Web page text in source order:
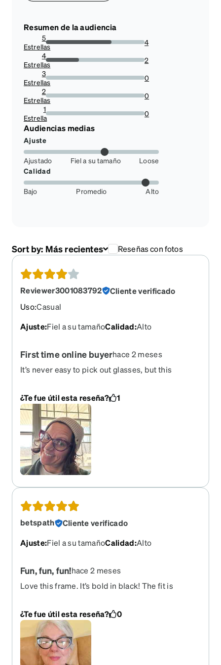
Resumen de la audiencia
5
Estrellas66.66666666666666%
4
4
Estrellas33.33333333333333%
2
3
Estrellas
0%
0
2
Estrellas
0%
0
1
Estrella0%
0
Audiencias medias
Ajuste
Ajustado Fiel a su tamaño
Loose
Calidad
Bajo Promedio Alto
Sort by: Más recientes Reseñas con fotos
Reviewer3001083792
Cliente verificado
Uso:Casual
Ajuste:Fiel a su tamañoCalidad:Alto
First time online buyerhace 2 meses
It’s never easy to pick out glasses, but this
good. Looking to buy another pair now.
¿Te fue útil esta reseña? 1
betspath
Cliente verificado
Ajuste:Fiel a su tamañoCalidad:Alto
Fun, fun, fun!hace 2 meses
Love this frame. It’s bold in black! The fit is
¿Te fue útil esta reseña? 0